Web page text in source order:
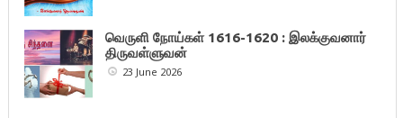
வெருளி நோய்கள் 1616-1620 : இலக்குவனார்
திருவள்ளுவன்
23 June 2026